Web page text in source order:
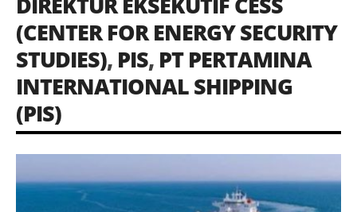
(CENTER FOR ENERGY SECURITY
STUDIES), PIS, PT PERTAMINA
INTERNATIONAL SHIPPING
(PIS)